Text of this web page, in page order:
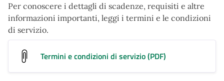
Per conoscere i dettagli di scadenze, requisiti e altre
informazioni importanti, leggi i termini e le condizioni
di servizio.
Termini e condizioni di servizio (PDF)